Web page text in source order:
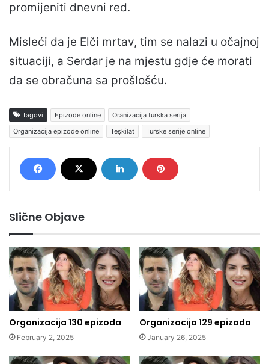
promijeniti dnevni red.
Misleći da je Elči mrtav, tim se nalazi u očajnoj
situaciji, a Serdar je na mjestu gdje će morati
da se obračuna sa prošlošću.
Tagovi Epizode online
Oranizacija turska serija
Organizacija epizode online
Teşkilat Turske serije online
Slične Objave
Organizacija 130 epizoda
February 2, 2025
Organizacija 129 epizoda
January 26, 2025